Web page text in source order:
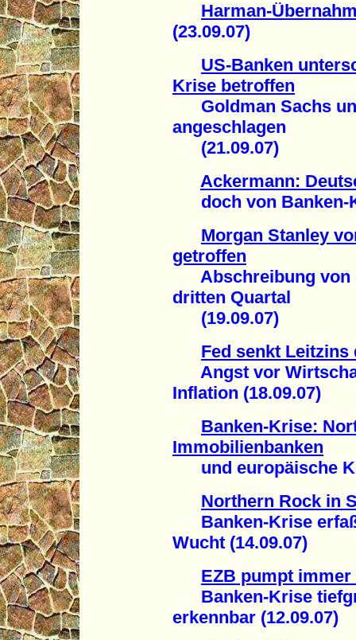
Harman-
(23.09.07)
US-Banken
Krise betroffen
Goldman Sachs
angeschlagen
(21.09.07)
Ackermann:
doch von Banken-
Morgan Stanley
getroffen
Abschreibung von
dritten Quartal
(19.09.07)
Fed senkt Leitzins
Angst vor
Inflation (18.09.07)
Banken-Krise:
Immobilienbanken
und europäische
Northern Rock in
Banken-Krise
Wucht (14.09.07)
EZB pumpt immer
Banken-Krise
erkennbar (12.09.07)